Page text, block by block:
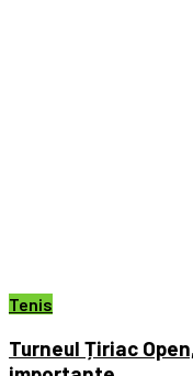
Tenis
Turneul Țiriac